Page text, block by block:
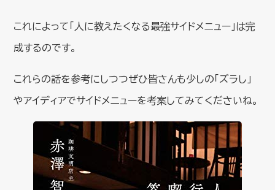
これによって「人に教えたくなる最強サイドメニュー」は完
成するのです。
これらの話を参考にしつつぜひ皆さんも少しの「ズラし」
やアイディアでサイドメニューを考案してみてくださいね。